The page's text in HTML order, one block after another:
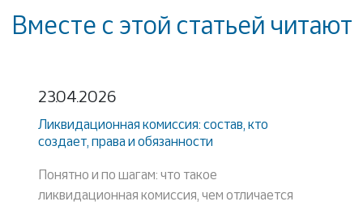
Вместе с этой статьей читают
23.04.2026
Ликвидационная комиссия: состав, кто
создает, права и обязанности
Понятно и по шагам: что такое
ликвидационная комиссия, чем отличается